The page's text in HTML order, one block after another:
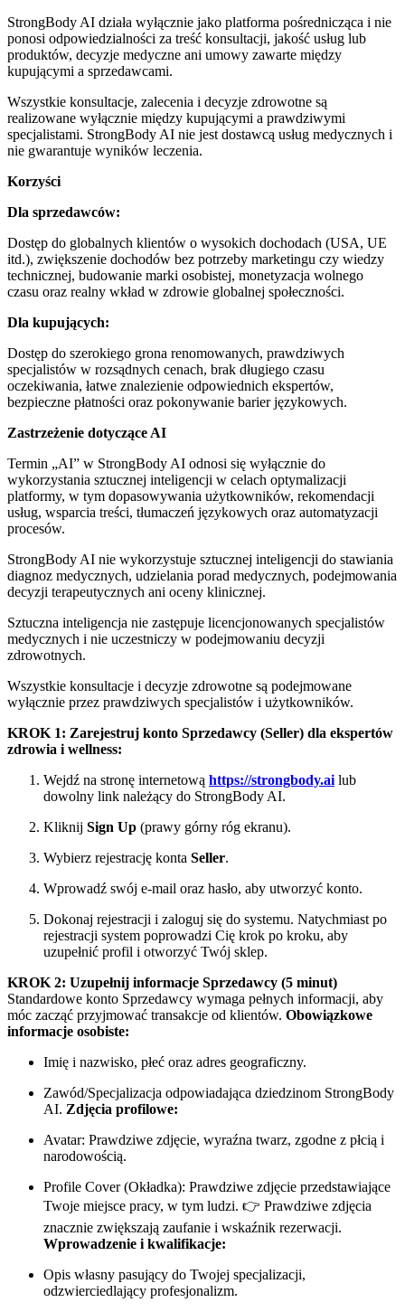
StrongBody AI działa wyłącznie jako platforma pośrednicząca i nie
ponosi odpowiedzialności za treść konsultacji, jakość usług lub
produktów, decyzje medyczne ani umowy zawarte między
kupującymi a sprzedawcami.
Wszystkie konsultacje, zalecenia i decyzje zdrowotne są
realizowane wyłącznie między kupującymi a prawdziwymi
specjalistami. StrongBody AI nie jest dostawcą usług medycznych i
nie gwarantuje wyników leczenia.
Korzyści
Dla sprzedawców:
Dostęp do globalnych klientów o wysokich dochodach (USA, UE
itd.), zwiększenie dochodów bez potrzeby marketingu czy wiedzy
technicznej, budowanie marki osobistej, monetyzacja wolnego
czasu oraz realny wkład w zdrowie globalnej społeczności.
Dla kupujących:
Dostęp do szerokiego grona renomowanych, prawdziwych
specjalistów w rozsądnych cenach, brak długiego czasu
oczekiwania, łatwe znalezienie odpowiednich ekspertów,
bezpieczne płatności oraz pokonywanie barier językowych.
Zastrzeżenie dotyczące AI
Termin „AI” w StrongBody AI odnosi się wyłącznie do
wykorzystania sztucznej inteligencji w celach optymalizacji
platformy, w tym dopasowywania użytkowników, rekomendacji
usług, wsparcia treści, tłumaczeń językowych oraz automatyzacji
procesów.
StrongBody AI nie wykorzystuje sztucznej inteligencji do stawiania
diagnoz medycznych, udzielania porad medycznych, podejmowania
decyzji terapeutycznych ani oceny klinicznej.
Sztuczna inteligencja nie zastępuje licencjonowanych specjalistów
medycznych i nie uczestniczy w podejmowaniu decyzji
zdrowotnych.
Wszystkie konsultacje i decyzje zdrowotne są podejmowane
wyłącznie przez prawdziwych specjalistów i użytkowników.
KROK 1: Zarejestruj konto Sprzedawcy (Seller) dla ekspertów
zdrowia i wellness:
Wejdź na stronę internetową https://strongbody.ai lub
dowolny link należący do StrongBody AI.
Kliknij Sign Up (prawy górny róg ekranu).
Wybierz rejestrację konta Seller.
Wprowadź swój e-mail oraz hasło, aby utworzyć konto.
Dokonaj rejestracji i zaloguj się do systemu. Natychmiast po
rejestracji system poprowadzi Cię krok po kroku, aby
uzupełnić profil i otworzyć Twój sklep.
KROK 2: Uzupełnij informacje Sprzedawcy (5 minut)
Standardowe konto Sprzedawcy wymaga pełnych informacji, aby
móc zacząć przyjmować transakcje od klientów. Obowiązkowe
informacje osobiste:
Imię i nazwisko, płeć oraz adres geograficzny.
Zawód/Specjalizacja odpowiadająca dziedzinom StrongBody
AI. Zdjęcia profilowe:
Avatar: Prawdziwe zdjęcie, wyraźna twarz, zgodne z płcią i
narodowością.
Profile Cover (Okładka): Prawdziwe zdjęcie przedstawiające
Twoje miejsce pracy, w tym ludzi. 👉 Prawdziwe zdjęcia
znacznie zwiększają zaufanie i wskaźnik rezerwacji.
Wprowadzenie i kwalifikacje:
Opis własny pasujący do Twojej specjalizacji,
odzwierciedlający profesjonalizm.